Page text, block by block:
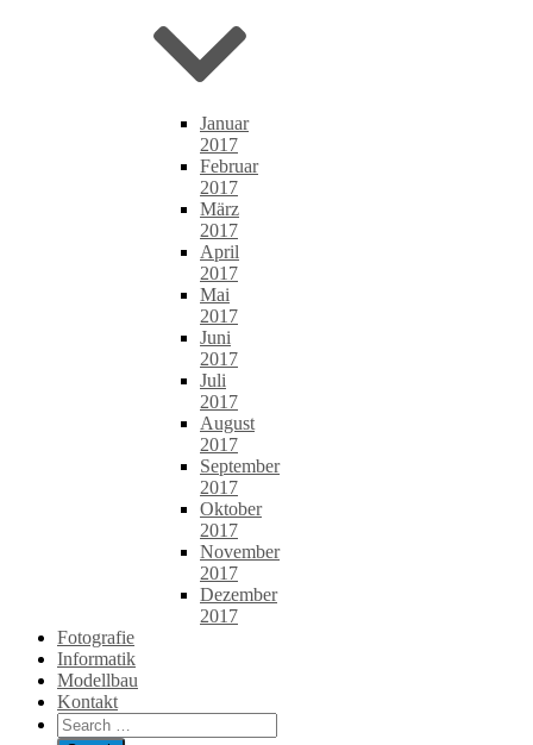
Januar
2017
Februar
2017
März
2017
April
2017
Mai
2017
Juni
2017
Juli
2017
August
2017
September
2017
Oktober
2017
November
2017
Dezember
2017
Fotografie
Informatik
Modellbau
Kontakt
Search